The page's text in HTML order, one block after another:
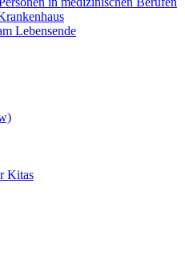
Lebensende
Kitas